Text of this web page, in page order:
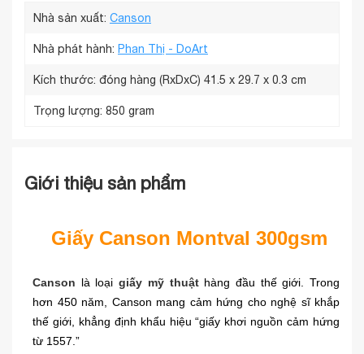
Nhà sản xuất: Canson
Nhà phát hành: Phan Thị - DoArt
Kích thước: đóng hàng (RxDxC) 41.5 x 29.7 x 0.3 cm
Trọng lượng: 850 gram
Giới thiệu sản phẩm
Giấy Canson Montval 300gsm
Canson là loạigiấy mỹ thuậthàng đầu thế giới. Trong
hơn 450 năm, Canson mang cảm hứng cho nghệ sĩ khắp
thế giới, khẳng định khẩu hiệu “giấy khơi nguồn cảm hứng
từ 1557.”